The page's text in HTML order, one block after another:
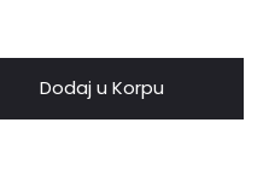
Dodaj u Korpu